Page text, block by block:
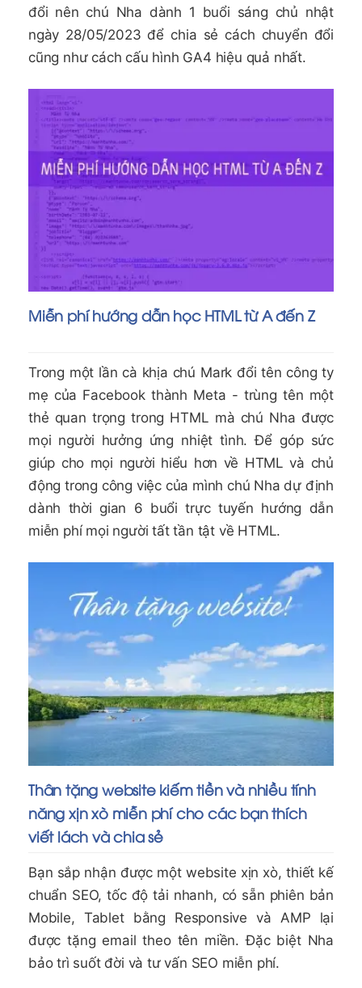
đổi nên chú Nha dành 1 buổi sáng chủ nhật
ngày 28/05/2023 để chia sẻ cách chuyển đổi
cũng như cách cấu hình GA4 hiệu quả nhất.
Miễn phí hướng dẫn học HTML từ A đến Z
Trong một lần cà khịa chú Mark đổi tên công ty
mẹ của Facebook thành Meta - trùng tên một
thẻ quan trọng trong HTML mà chú Nha được
mọi người hưởng ứng nhiệt tình. Để góp sức
giúp cho mọi người hiểu hơn về HTML và chủ
động trong công việc của mình chú Nha dự định
dành thời gian 6 buổi trực tuyến hướng dẫn
miễn phí mọi người tất tần tật về HTML.
Thân tặng website kiếm tiền và nhiều tính
năng xịn xò miễn phí cho các bạn thích
viết lách và chia sẻ
Bạn sắp nhận được một website xịn xò, thiết kế
chuẩn SEO, tốc độ tải nhanh, có sẵn phiên bản
Mobile, Tablet bằng Responsive và AMP lại
được tặng email theo tên miền. Đặc biệt Nha
bảo trì suốt đời và tư vấn SEO miễn phí.